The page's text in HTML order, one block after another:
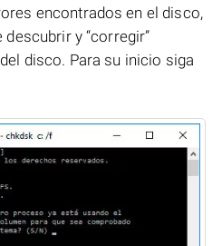
encontrados en el disco,
descubrir y “corregir”
disco. Para su inicio siga